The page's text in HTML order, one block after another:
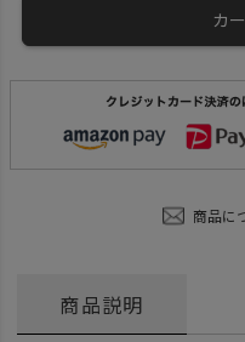
カ
商品に
商品説明